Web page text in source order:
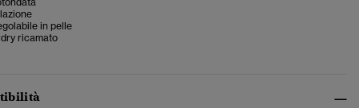
in pelle
ricamato